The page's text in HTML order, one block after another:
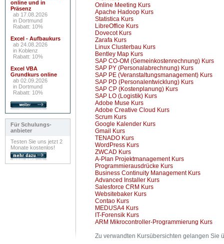
online und in
Präsenz
ab 17.08.2026
in Dortmund
Rabatt: 10%
Excel - Aufbaukurs
ab 24.08.2026
in Koblenz
Rabatt: 10%
Excel VBA
Grundkurs online
ab 02.09.2026
in Dortmund
Rabatt: 10%
Für Schulungs-
anbieter
Testen Sie uns jetzt 2
Monate kostenlos!
Online Meeting Kurs
Apache Hadoop Kurs
Statistica Kurs
LibreOffice Kurs
Dovecot Kurs
Zarafa Kurs
Linux Clusterbau Kurs
Bentley Map Kurs
SAP CO-OM (Gemeinkostenrechnung) Kurs
SAP PY (Personalabrechnung) Kurs
SAP PE (Veranstaltungsmanagement) Kurs
SAP PD (Personalentwicklung) Kurs
SAP CP (Kostenplanung) Kurs
SAP LO (Logistik) Kurs
Adobe Muse Kurs
Adobe Creative Cloud Kurs
Scrum Kurs
Google Kalender Kurs
Gmail Kurs
TENADO Kurs
WordPress Kurs
ZWCAD Kurs
A-Plan Projektmanagement Kurs
Programmierausdrücke Kurs
Business Continuity Management Kurs
Advanced Installer Kurs
Salesforce CRM Kurs
Websitebaker Kurs
Contao Kurs
MEDUSA4 Kurs
IT-Forensik Kurs
ARM Mikrocontroller-Programmierung Kurs
Zu verwandten Kursübersichten gelangen Sie